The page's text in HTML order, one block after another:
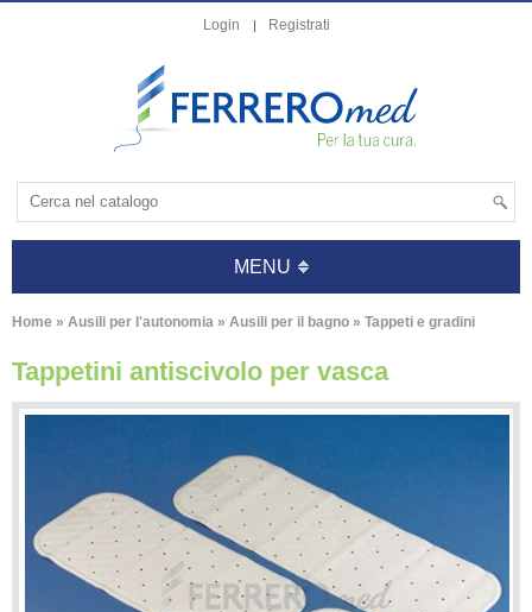
Login Registrati
MENU
Home » Ausili per l'autonomia » Ausili per il bagno » Tappeti e gradini
Tappetini antiscivolo per vasca